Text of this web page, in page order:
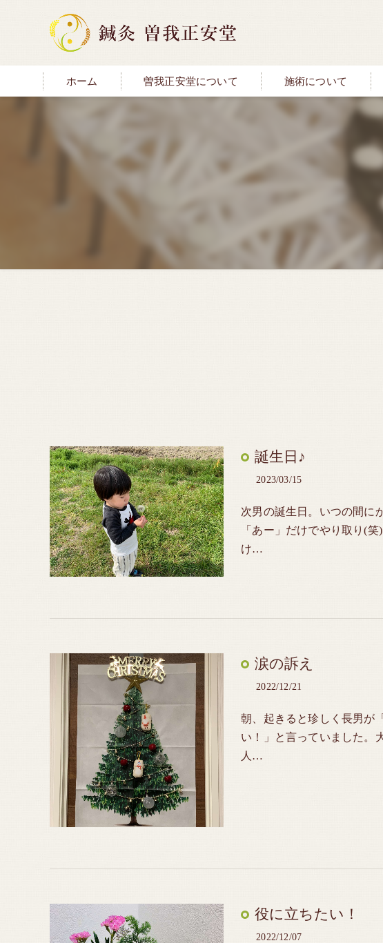
ホーム 曽我正安堂について 施術について
誕生日♪
2023/03/15
次男の誕生日。いつの間に
「あー」だけでやり取り(
け…
涙の訴え
2022/12/21
朝、起きると珍しく長男が
い！」と言っていました。
人…
役に立ちたい！
2022/12/07